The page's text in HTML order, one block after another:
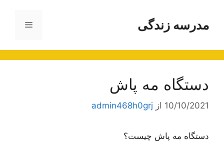
محتوامدرسه زندگی فهرست
دستگاه مه پاش
10/10/2021 از admin468h0grj
دستگاه مه پاش چیست؟